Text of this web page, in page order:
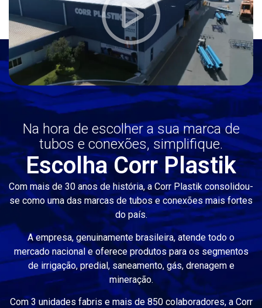
Na hora de escolher a sua marca de
tubos e conexões, simplifique.
Escolha Corr Plastik
Com mais de 30 anos de história, a Corr Plastik consolidou-
se como uma das marcas de tubos e conexões mais fortes
do país.
A empresa, genuinamente brasileira, atende todo o
mercado nacional e oferece produtos para os segmentos
de irrigação, predial, saneamento, gás, drenagem e
mineração.
Com 3 unidades fabris e mais de 850 colaboradores, a Corr